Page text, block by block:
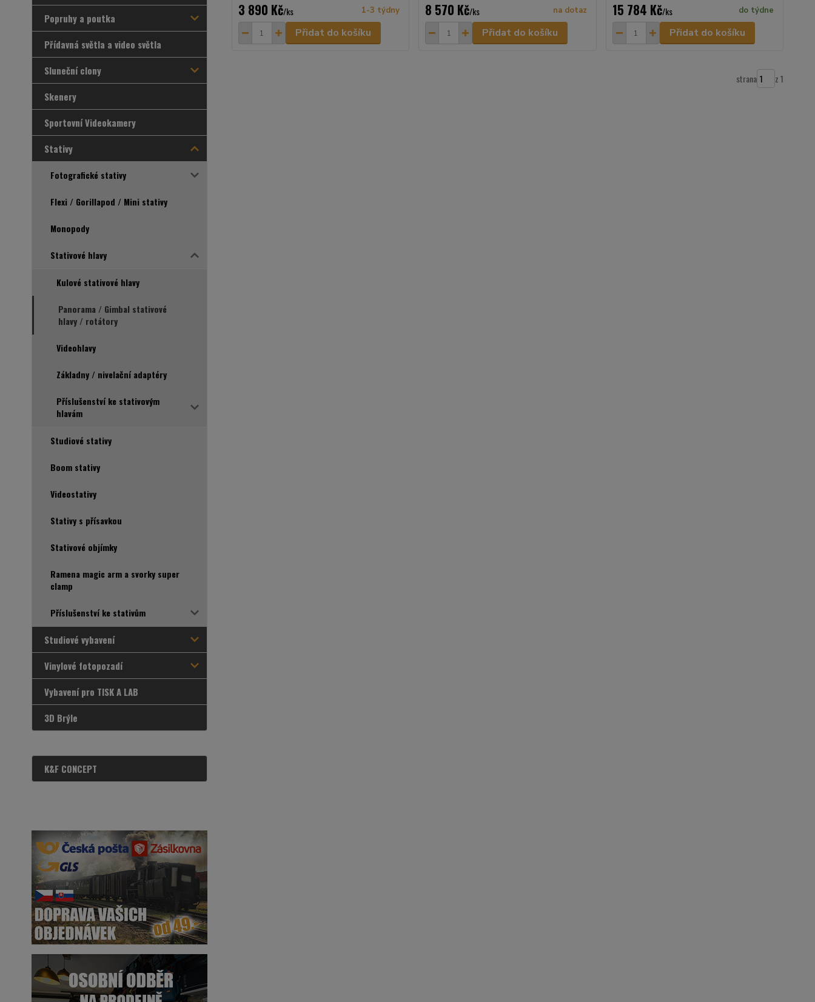
Popruhy a poutka
Přídavná světla a video světla
Sluneční clony
Skenery
Sportovní Videokamery
Stativy
Fotografické stativy
Flexi / Gorillapod / Mini stativy
Monopody
Stativové hlavy
Kulové stativové hlavy
Panorama / Gimbal stativové
hlavy / rotátory
Videohlavy
Základny / nivelační adaptéry
Příslušenství ke stativovým
hlavám
Studiové stativy
Boom stativy
Videostativy
Stativy s přísavkou
Stativové objímky
Ramena magic arm a svorky super
clamp
Příslušenství ke stativům
Studiové vybavení
Vinylové fotopozadí
Vybavení pro TISK A LAB
3D Brýle
K&F CONCEPT
3 890 Kč/ks 1-3 týdny
Přidat do košíku
8 570 Kč/ks na dotaz
Přidat do košíku
15 784 Kč/ks do týdne
Přidat do košíku
strana z 1